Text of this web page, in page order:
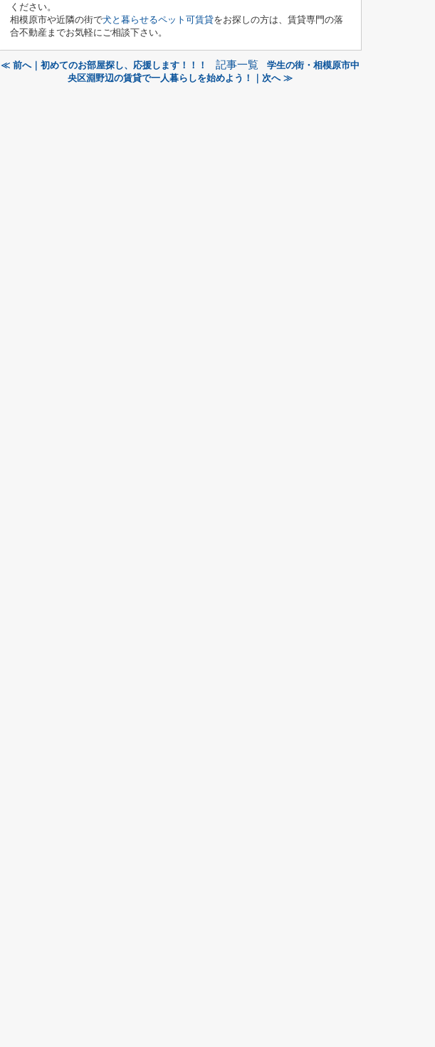
ください。
相模原市や近隣の街で犬と暮らせるペット可賃貸をお探しの方は、賃貸専門の落
合不動産までお気軽にご相談下さい。
≪ 前へ｜初めてのお部屋探し、応援します！！！ 記事一覧
学生の街・相模原市中
央区淵野辺の賃貸で一人暮らしを始めよう！｜次へ ≫